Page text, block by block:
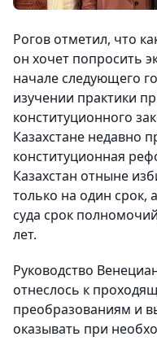
Рогов отметил, что
он хочет попросить
начале следующего
изучении практики
конституционного
Казахстане недавно
конституционная
Казахстан отныне
только на один срок,
суда срок
лет.
Руководство
отнеслось к
преобразованиям и
оказывать при